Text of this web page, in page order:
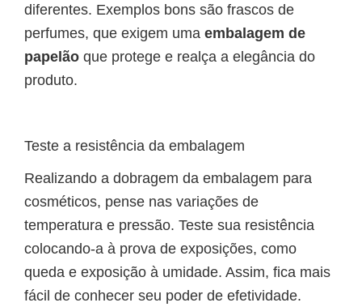
diferentes. Exemplos bons são frascos de
perfumes, que exigem uma embalagem de
papelão que protege e realça a elegância do
produto.
Teste a resistência da embalagem
Realizando a dobragem da embalagem para
cosméticos, pense nas variações de
temperatura e pressão. Teste sua resistência
colocando-a à prova de exposições, como
queda e exposição à umidade. Assim, fica mais
fácil de conhecer seu poder de efetividade.